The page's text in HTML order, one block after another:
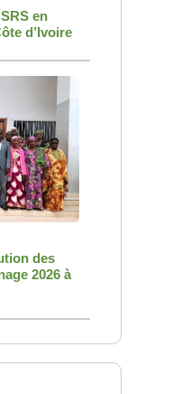
en
d’Ivoire
des
2026 à